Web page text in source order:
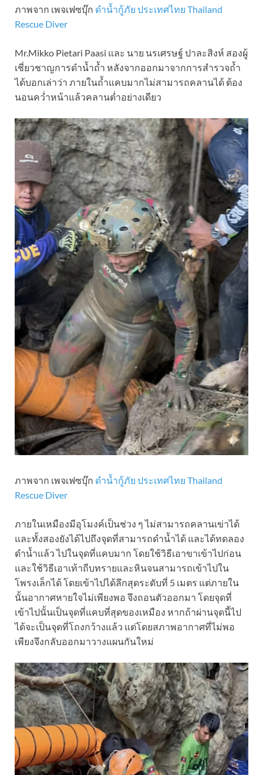
ภาพจาก เพจเฟซบุ๊ก ดำน้ำกู้ภัย ประเทศไทย Thailand
Rescue Diver
Mr.Mikko Pietari Paasi และ นาย นรเศรษฐ์ ปาละสิงห์ สองผู้
เชี่ยวชาญการดำน้ำถ้ำ หลังจากออกมาจากการสำรวจถ้ำ
ได้บอกเล่าว่า ภายในถ้ำแคบมากไม่สามารถคลานได้ ต้อง
นอนคว่ำหน้าแล้วคลานต่ำอย่างเดียว
ภาพจาก เพจเฟซบุ๊ก ดำน้ำกู้ภัย ประเทศไทย Thailand
Rescue Diver
ภายในเหมืองมีอุโมงค์เป็นช่วง ๆ ไม่สามารถคลานเข่าได้
และทั้งสองยังได้ไปถึงจุดที่สามารถดำน้ำได้ และได้ทดลอง
ดำน้ำแล้ว ไปในจุดที่แคบมาก โดยใช้วิธีเอาขาเข้าไปก่อน
และใช้วิธีเอาเท้าถีบทรายและหินจนสามารถเข้าไปใน
โพรงเล็กได้ โดยเข้าไปได้ลึกสุดระดับที่ 5 เมตร แต่ภายใน
นั้นอากาศหายใจไม่เพียงพอ จึงถอนตัวออกมา โดยจุดที่
เข้าไปนั้นเป็นจุดที่แคบที่สุดของเหมือง หากถ้าผ่านจุดนี้ไป
ได้จะเป็นจุดที่โถงกว้างแล้ว แต่โดยสภาพอากาศที่ไม่พอ
เพียงจึงกลับออกมาวางแผนกันใหม่